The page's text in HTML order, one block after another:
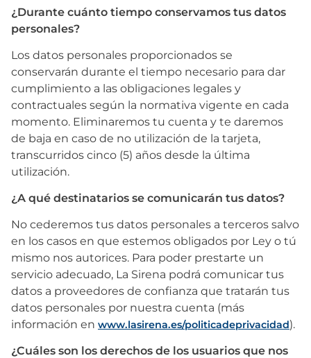
¿Durante cuánto tiempo conservamos tus datos
personales?
Los datos personales proporcionados se
conservarán durante el tiempo necesario para dar
cumplimiento a las obligaciones legales y
contractuales según la normativa vigente en cada
momento. Eliminaremos tu cuenta y te daremos
de baja en caso de no utilización de la tarjeta,
transcurridos cinco (5) años desde la última
utilización.
¿A qué destinatarios se comunicarán tus datos?
No cederemos tus datos personales a terceros salvo
en los casos en que estemos obligados por Ley o tú
mismo nos autorices. Para poder prestarte un
servicio adecuado, La Sirena podrá comunicar tus
datos a proveedores de confianza que tratarán tus
datos personales por nuestra cuenta (más
información en www.lasirena.es/politicadeprivacidad).
¿Cuáles son los derechos de los usuarios que nos